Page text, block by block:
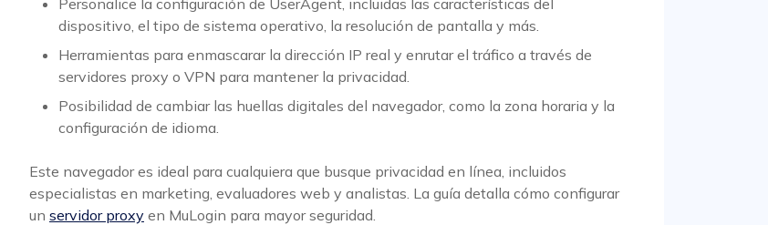
dispositivo, el tipo de sistema operativo, la resolución de pantalla y más.
Herramientas para enmascarar la dirección IP real y enrutar el tráfico a través de
servidores proxy o VPN para mantener la privacidad.
Posibilidad de cambiar las huellas digitales del navegador, como la zona horaria y la
configuración de idioma.
Este navegador es ideal para cualquiera que busque privacidad en línea, incluidos
especialistas en marketing, evaluadores web y analistas. La guía detalla cómo configurar
un servidor proxy en MuLogin para mayor seguridad.